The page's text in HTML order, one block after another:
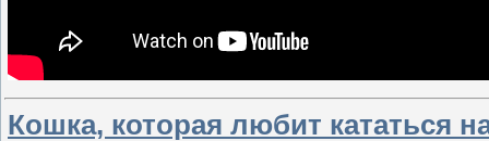
Кошка, которая любит кататься